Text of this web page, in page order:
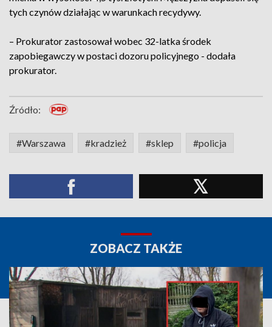
tych czynów działając w warunkach recydywy.
– Prokurator zastosował wobec 32-latka środek
zapobiegawczy w postaci dozoru policyjnego - dodała
prokurator.
Źródło:
#Warszawa #kradzież #sklep #policja
ZOBACZ TAKŻE